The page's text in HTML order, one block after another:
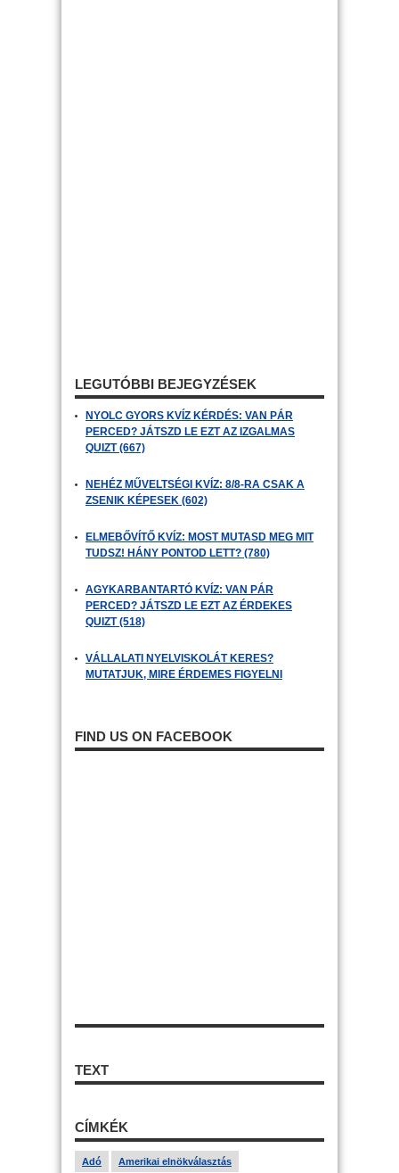
LEGUTÓBBI BEJEGYZÉSEK
NYOLC GYORS KVÍZ KÉRDÉS: VAN PÁR
PERCED? JÁTSZD LE EZT AZ IZGALMAS
QUIZT (667)
NEHÉZ MŰVELTSÉGI KVÍZ: 8/8-RA CSAK A
ZSENIK KÉPESEK (602)
ELMEBŐVÍTŐ KVÍZ: MOST MUTASD MEG MIT
TUDSZ! HÁNY PONTOD LETT? (780)
AGYKARBANTARTÓ KVÍZ: VAN PÁR
PERCED? JÁTSZD LE EZT AZ ÉRDEKES
QUIZT (518)
VÁLLALATI NYELVISKOLÁT KERES?
MUTATJUK, MIRE ÉRDEMES FIGYELNI
FIND US ON FACEBOOK
TEXT
CÍMKÉK
Adó Amerikai elnökválasztás